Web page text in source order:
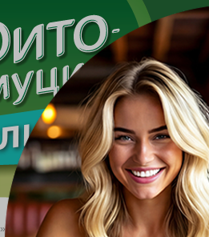
Made in the UK
О препарате Усиль эффект
»Как сделать плоским живот после родов?